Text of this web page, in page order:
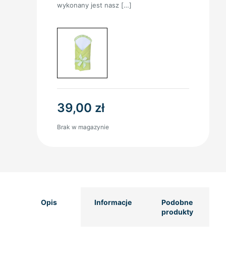
wykonany jest nasz […]
39,00 zł
Brak w magazynie
Opis Informacje
Podobne
produkty